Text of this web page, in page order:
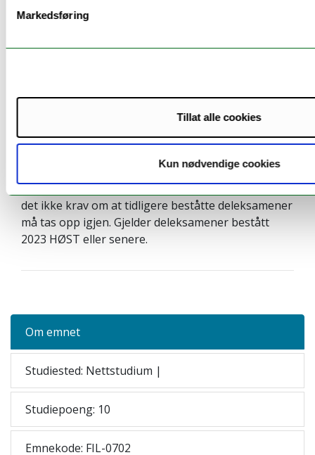
Markedsføring
Tillat alle cookies
Kun nødvendige cookies
Kontinuasjonseksamen
Det arrangeres ikke kontinuasjonseksamen i
Ved nytt eksamensforsøk (ny ordinær eksamen) er
det ikke krav om at tidligere beståtte deleksamener
må tas opp igjen. Gjelder deleksamener bestått
2023 HØST eller senere.
Om emnet
Studiested: Nettstudium |
Studiepoeng: 10
Emnekode: FIL-0702